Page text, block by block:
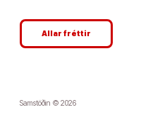
Allar fréttir
Samstöðin © 2026